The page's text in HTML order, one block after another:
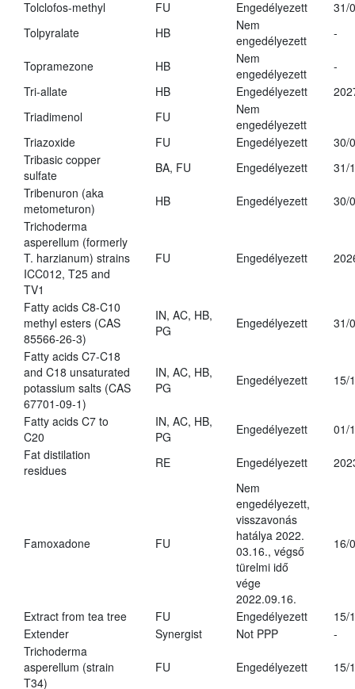
Tolclofos-methyl
FU Engedélyezett
31/
Tolpyralate
HB
Nem
engedélyezett
-
Topramezone HB
Nem
engedélyezett
-
Tri-allate
HB Engedélyezett
Triadimenol
FU
Nem
engedélyezett
Triazoxide
FU Engedélyezett
30/
Tribasic copper
sulfate
BA, FU Engedélyezett
31/
Tribenuron (aka
metometuron)
HB Engedélyezett
30/
Trichoderma
asperellum (formerly
T. harzianum) strains
ICC012, T25 and
TV1
FU Engedélyezett
Fatty acids C8-C10
methyl esters (CAS
85566-26-3)
IN, AC, HB,
PG
Engedélyezett 31/
Fatty acids C7-C18
and C18 unsaturated
potassium salts (CAS
67701-09-1)
IN, AC, HB,
PG
Engedélyezett 15/
Fatty acids C7 to
C20
IN, AC, HB,
PG
Engedélyezett
01/
Fat distilation
residues
RE Engedélyezett
Famoxadone FU
Nem
engedélyezett,
visszavonás
hatálya 2022.
03.16., végső
türelmi idő
vége
2022.09.16.
16/
Extract from tea tree FU Engedélyezett
15/
Extender
Synergist Not PPP
-
Trichoderma
asperellum (strain
T34)
FU Engedélyezett 15/